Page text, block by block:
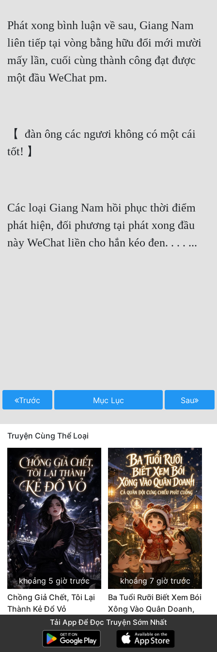
Phát xong bình luận về sau, Giang Nam
liên tiếp tại vòng bằng hữu đổi mới mười
mấy lần, cuối cùng thành công đạt được
một đầu WeChat pm.
【  đàn ông các ngươi không có một cái
tốt! 】
Các loại Giang Nam hồi phục thời điểm
phát hiện, đối phương tại phát xong đầu
này WeChat liền cho hắn kéo đen. . . . ...
Trước Mục Lục Sau
Truyện Cùng Thể Loại
khoảng 5 giờ trước
Chồng Giả Chết, Tôi Lại
Thành Kẻ Đổ Vỏ
Chương 14 Hết
khoảng 7 giờ trước
Ba Tuổi Rưỡi Biết Xem Bói
Xông Vào Quân Doanh,
Cả Quân Đội Cưng Chiều
Phát Cuồng
Chương 12 Hết
Tải App Để Đọc Truyện Sớm Nhất